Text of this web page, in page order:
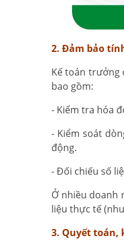
2. Đảm bảo
Kế toán trưởng
bao gồm:
- Kiểm tra hóa
- Kiểm soát
động.
- Đối chiếu số
Ở nhiều doanh
liệu thực tế
3. Quyết toán,